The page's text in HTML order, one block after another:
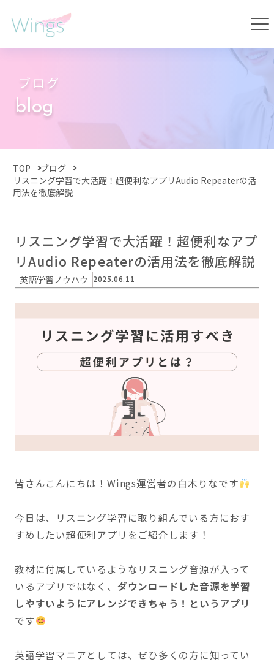
ブログ
blog
TOP
ブログ
リスニング学習で大活躍！超便利なアプリAudio Repeaterの活
用法を徹底解説
リスニング学習で大活躍！超便利なアプ
リAudio Repeaterの活用法を徹底解説
英語学習ノウハウ 2025.06.11
皆さんこんにちは！Wings運営者の白木りなです
今日は、リスニング学習に取り組んでいる方におす
すめしたい超便利アプリをご紹介します！
教材に付属しているようなリスニング音源が入って
いるアプリではなく、 ダウンロードした音源を学習
しやすいようにアレンジできちゃう！というアプリ
です
英語学習マニアとしては、ぜひ多くの方に知ってい